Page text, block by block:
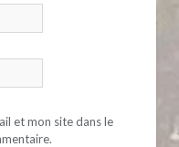
et mon site dans le